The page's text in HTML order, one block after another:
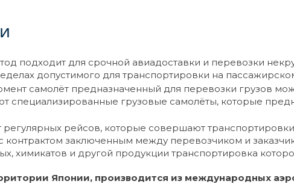
подходит для срочной авиадоставки и перевозки
допустимого для транспортировки на
самолёт предназначенный для перевозки грузов
специализированные грузовые самолёты, которые
регулярных рейсов, которые совершают
контрактом заключенным между перевозчиком и
химикатов и другой продукции транспортировка
Японии, производится из международных